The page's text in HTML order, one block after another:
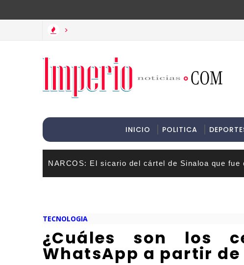
>Información
>
INICIO POLITICA
NARCOS: El sicario del cártel de Sinaloa que
TECNOLOGIA
¿Cuáles son los
WhatsApp a partir de